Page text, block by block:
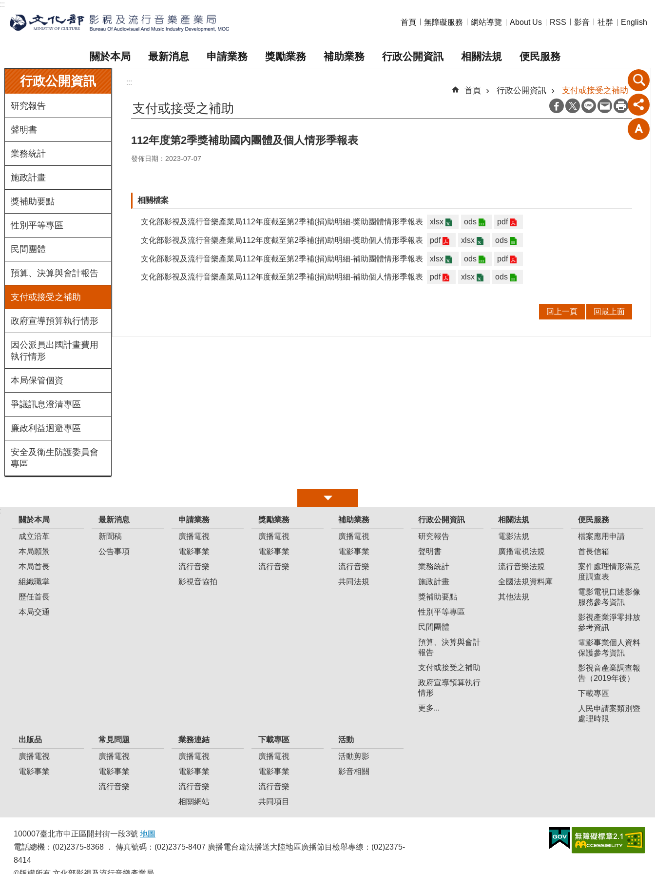
首頁 無障礙服務 網站導覽 About Us RSS 影音 社群 English
關於本局 最新消息 申請業務 獎勵業務 補助業務 行政公開資訊 相關法規 便民服務
:::
行政公開資訊
研究報告
聲明書
業務統計
施政計畫
獎補助要點
性別平等專區
民間團體
預算、決算與會計報告
支付或接受之補助
政府宣導預算執行情形
因公派員出國計畫費用
執行情形
本局保管個資
爭議訊息澄清專區
廉政利益迴避專區
安全及衛生防護委員會
專區
:::
首頁 行政公開資訊 支付或接受之補助
支付或接受之補助
112年度第2季獎補助國內團體及個人情形季報表
發佈日期：2023-07-07
相關檔案
文化部影視及流行音樂產業局112年度截至第2季補(捐)助明細-獎助團體情形季報表 xlsx ods pdf
文化部影視及流行音樂產業局112年度截至第2季補(捐)助明細-獎助個人情形季報表 pdf xlsx ods
文化部影視及流行音樂產業局112年度截至第2季補(捐)助明細-補助團體情形季報表 xlsx ods pdf
文化部影視及流行音樂產業局112年度截至第2季補(捐)助明細-補助個人情形季報表 pdf xlsx ods
回上一頁 回最上面
關於本局
成立沿革
本局願景
本局首長
組織職掌
歷任首長
本局交通
最新消息
新聞稿
公告事項
申請業務
廣播電視
電影事業
流行音樂
影視音協拍
獎勵業務
廣播電視
電影事業
流行音樂
補助業務
廣播電視
電影事業
流行音樂
共同法規
行政公開資訊
研究報告
聲明書
業務統計
施政計畫
獎補助要點
性別平等專區
民間團體
預算、決算與會計
報告
支付或接受之補助
政府宣導預算執行
情形
更多...
相關法規
電影法規
廣播電視法規
流行音樂法規
全國法規資料庫
其他法規
便民服務
檔案應用申請
首長信箱
案件處理情形滿意
度調查表
電影電視口述影像
服務參考資訊
影視產業淨零排放
參考資訊
電影事業個人資料
保護參考資訊
影視音產業調查報
告（2019年後）
下載專區
人民申請案類別暨
處理時限
出版品
廣播電視
電影事業
常見問題
廣播電視
電影事業
流行音樂
業務連結
廣播電視
電影事業
流行音樂
相關網站
下載專區
廣播電視
電影事業
流行音樂
共同項目
活動
活動剪影
影音相關
100007臺北市中正區開封街一段3號 地圖
電話總機：(02)2375-8368 ． 傳真號碼：(02)2375-8407 廣播電台違法播送大陸地區廣播節目檢舉專線：(02)2375-
8414